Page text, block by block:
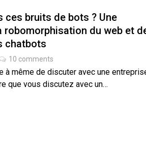
des champs : « On impose et
artificielle
ces bruits de bots ? Une
robomorphisation du web et
chatbots
10 comments
à même de discuter avec une
que vous discutez avec un…